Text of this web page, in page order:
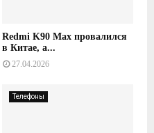
Redmi K90 Max провалился
в Китае, а...
27.04.2026
Телефоны